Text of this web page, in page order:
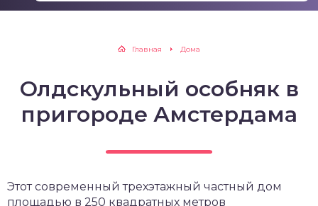
Главная Дома
Олдскульный особняк в
пригороде Амстердама
Этот современный трехэтажный частный дом
площадью в 250 квадратных метров